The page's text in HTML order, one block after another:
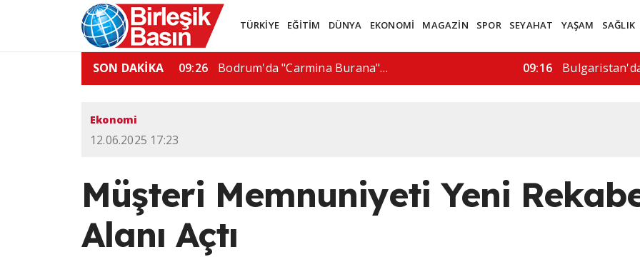
TÜRKİYE EĞİTİM DÜNYA EKONOMİ MAGAZİN SPOR SEYAHAT YAŞAM SAĞLIK
SON DAKİKA 06:01 De la Espriella'dan "yasa dışı… 15:57 "İran bizimle
Ekonomi
12.06.2025 17:23
Müşteri Memnuniyeti Yeni
Alanı Açtı